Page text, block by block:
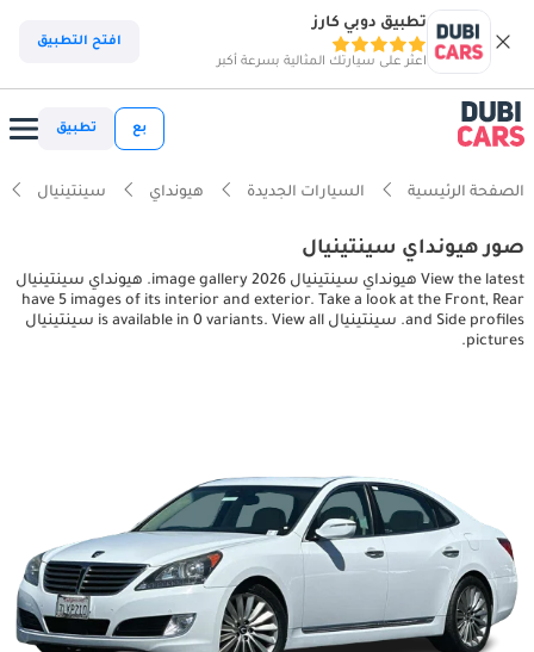
تطبيق دوبي كارز
اعثر على سيارتك المثالية بسرعة أكبر
افتح التطبيق
بع تطبيق
الصفحة الرئيسية السيارات الجديدة هيونداي سينتينيال
صور هيونداي سينتينيال
View the latest هيونداي سينتينيال 2026 image gallery. هيونداي سينتينيال
have 5 images of its interior and exterior. Take a look at the Front, Rear
and Side profiles. سينتينيال is available in 0 variants. View all سينتينيال
pictures.